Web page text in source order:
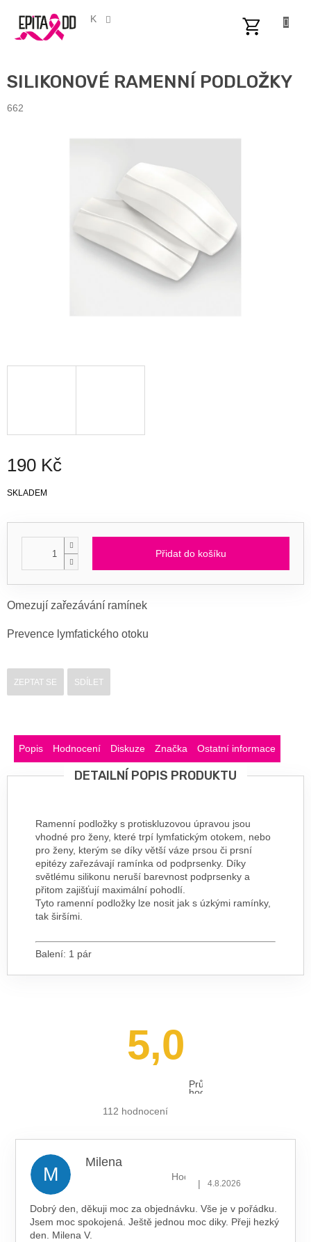
obsah
CZK
SILIKONOVÉ RAMENNÍ PODLOŽKY
662
190 Kč
Měrná
SKLADEM
Přidat do košíku
Omezují zařezávání ramínek
Prevence lymfatického otoku
ZEPTAT SE SDÍLET
Popis Hodnocení Diskuze Značka Ostatní informace
DETAILNÍ POPIS PRODUKTU
Ramenní podložky s protiskluzovou úpravou jsou
vhodné pro ženy, které trpí lymfatickým otokem, nebo
pro ženy, kterým se díky větší váze prsou či prsní
epitézy zařezávají ramínka od podprsenky. Díky
světlému silikonu neruší barevnost podprsenky a
přitom zajišťují maximální pohodlí.
Tyto ramenní podložky lze nosit jak s úzkými ramínky,
tak širšími.
Balení: 1 pár
5,0
Průměrné
hodnocení
112 hodnocení
M
Milena
Hodnocení obchodu je 5 z 5
| 4.8.2026
Dobrý den, děkuji moc za objednávku. Vše je v pořádku.
Jsem moc spokojená. Ještě jednou moc diky. Přeji hezký
den. Milena V.